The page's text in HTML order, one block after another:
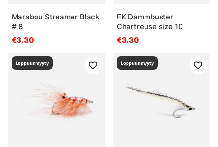
Marabou Streamer Black
# 8
€3.30
FK Dammbuster
Chartreuse size 10
€3.30
Loppuunmyyty Loppuunmyyty